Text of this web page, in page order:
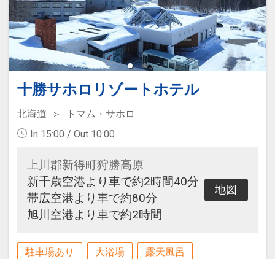
十勝サホロリゾートホテル
北海道
トマム・サホロ
In 15:00 / Out 10:00
上川郡新得町狩勝高原
新千歳空港より車で約2時間40分
帯広空港より車で約80分
旭川空港より車で約2時間
地図
駐車場あり 大浴場 露天風呂